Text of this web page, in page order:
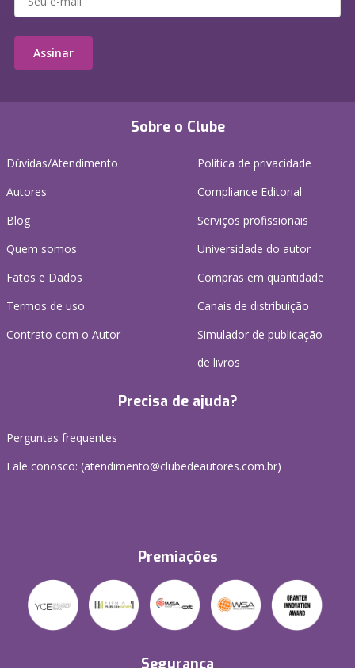
Sobre o Clube
Dúvidas/Atendimento
Autores
Blog
Quem somos
Fatos e Dados
Termos de uso
Contrato com o Autor
Política de privacidade
Compliance Editorial
Serviços profissionais
Universidade do autor
Compras em quantidade
Canais de distribuição
Simulador de publicação
de livros
Precisa de ajuda?
Perguntas frequentes
Fale conosco: (atendimento@clubedeautores.com.br)
Premiações
Assinar